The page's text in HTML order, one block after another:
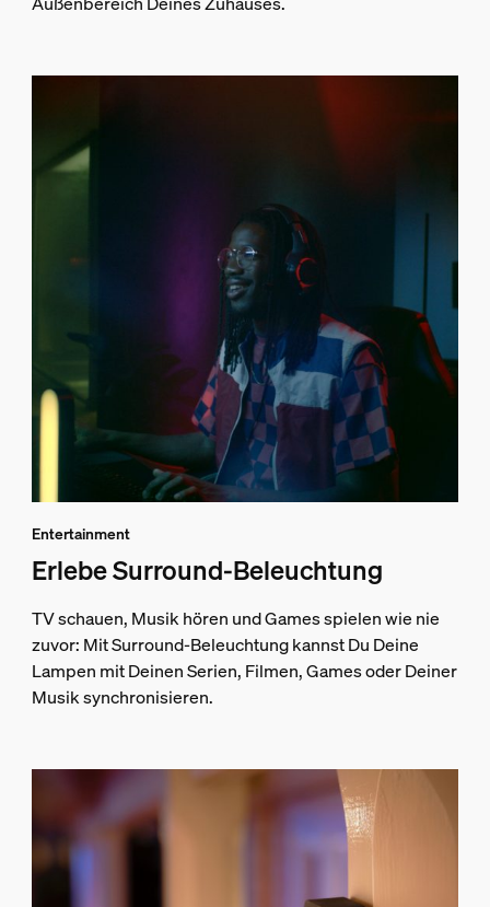
Entertainment
Erlebe Surround-Beleuchtung
TV schauen, Musik hören und Games spielen wie nie
zuvor: Mit Surround-Beleuchtung kannst Du Deine
Lampen mit Deinen Serien, Filmen, Games oder Deiner
Musik synchronisieren.